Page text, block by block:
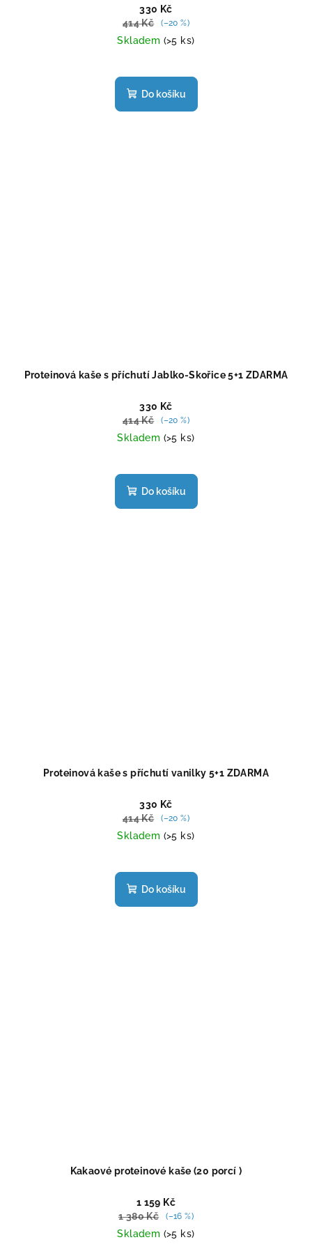
330 Kč
414 Kč
(–20 %)
Skladem (>5 ks)
Do košíku
Proteinová kaše s příchutí Jablko-Skořice 5+1 ZDARMA
330 Kč
414 Kč
(–20 %)
Skladem (>5 ks)
Do košíku
Proteinová kaše s příchutí vanilky 5+1 ZDARMA
330 Kč
414 Kč
(–20 %)
Skladem (>5 ks)
Do košíku
Kakaové proteinové kaše (20 porcí )
1 159 Kč
1 380 Kč
(–16 %)
Skladem (>5 ks)